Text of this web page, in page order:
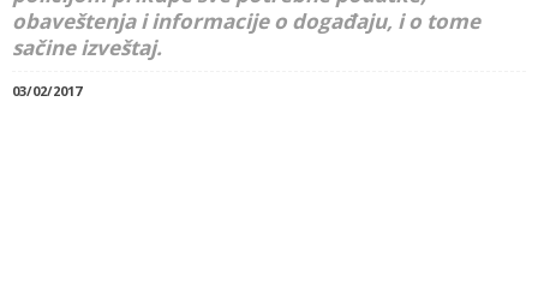
obaveštenja i informacije o događaju, i o tome
sačine izveštaj.
03/02/2017